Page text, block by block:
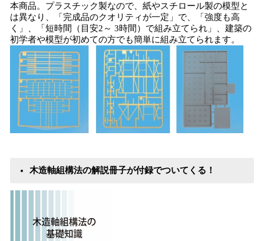
本商品。プラスチック製なので、紙やスチロール製の模型と
は異なり、「完成品のクオリティが一定」で、「強度も高
く」、「短時間（目安2～ 3時間）で組み立てられ」、建築の
初学者や模型が初めての方でも簡単に組み立てられます。
木造軸組構法の解説冊子が付録でついてくる！